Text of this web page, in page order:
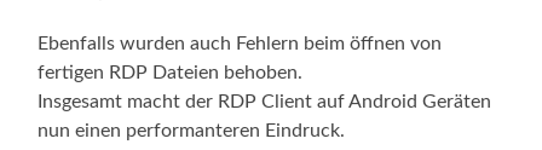
Ebenfalls wurden auch Fehlern beim öffnen von
fertigen RDP Dateien behoben.
Insgesamt macht der RDP Client auf Android Geräten
nun einen performanteren Eindruck.